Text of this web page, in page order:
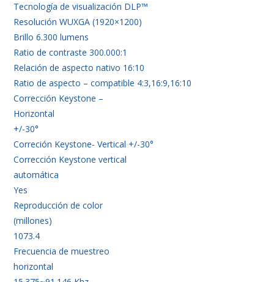
Tecnología de visualización DLP™
Resolución WUXGA (1920×1200)
Brillo 6.300 lumens
Ratio de contraste 300.000:1
Relación de aspecto nativo 16:10
Ratio de aspecto – compatible 4:3,16:9,16:10
Corrección Keystone –
Horizontal
+/-30°
Correción Keystone- Vertical +/-30°
Corrección Keystone vertical
automática
Yes
Reproducción de color
(millones)
1073.4
Frecuencia de muestreo
horizontal